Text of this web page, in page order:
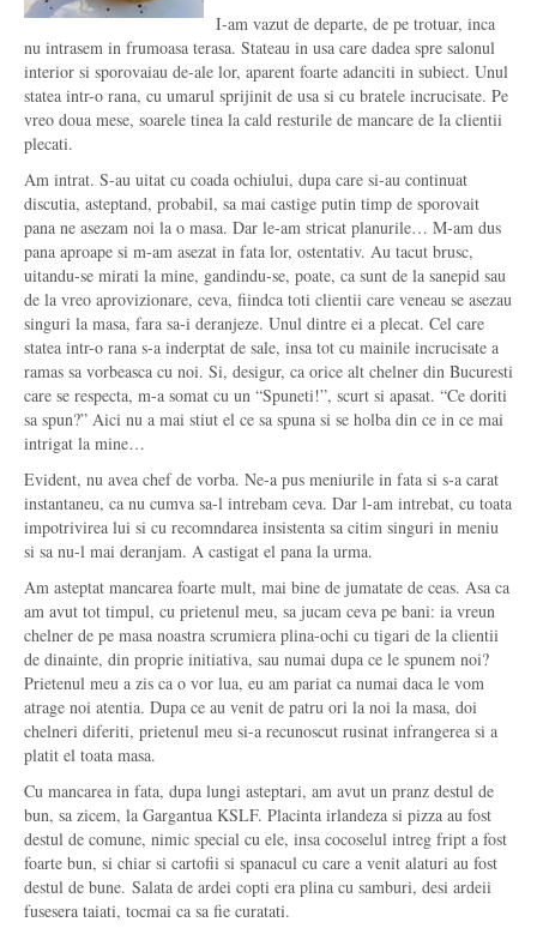
I-am vazut de departe, de pe trotuar, inca
nu intrasem in frumoasa terasa. Stateau in usa care dadea spre salonul
interior si sporovaiau de-ale lor, aparent foarte adanciti in subiect. Unul
statea intr-o rana, cu umarul sprijinit de usa si cu bratele incrucisate. Pe
vreo doua mese, soarele tinea la cald resturile de mancare de la clientii
plecati.
Am intrat. S-au uitat cu coada ochiului, dupa care si-au continuat
discutia, asteptand, probabil, sa mai castige putin timp de sporovait
pana ne asezam noi la o masa. Dar le-am stricat planurile… M-am dus
pana aproape si m-am asezat in fata lor, ostentativ. Au tacut brusc,
uitandu-se mirati la mine, gandindu-se, poate, ca sunt de la sanepid sau
de la vreo aprovizionare, ceva, fiindca toti clientii care veneau se asezau
singuri la masa, fara sa-i deranjeze. Unul dintre ei a plecat. Cel care
statea intr-o rana s-a inderptat de sale, insa tot cu mainile incrucisate a
ramas sa vorbeasca cu noi. Si, desigur, ca orice alt chelner din Bucuresti
care se respecta, m-a somat cu un “Spuneti!”, scurt si apasat. “Ce doriti
sa spun?” Aici nu a mai stiut el ce sa spuna si se holba din ce in ce mai
intrigat la mine…
Evident, nu avea chef de vorba. Ne-a pus meniurile in fata si s-a carat
instantaneu, ca nu cumva sa-l intrebam ceva. Dar l-am intrebat, cu toata
impotrivirea lui si cu recomndarea insistenta sa citim singuri in meniu
si sa nu-l mai deranjam. A castigat el pana la urma.
Am asteptat mancarea foarte mult, mai bine de jumatate de ceas. Asa ca
am avut tot timpul, cu prietenul meu, sa jucam ceva pe bani: ia vreun
chelner de pe masa noastra scrumiera plina-ochi cu tigari de la clientii
de dinainte, din proprie initiativa, sau numai dupa ce le spunem noi?
Prietenul meu a zis ca o vor lua, eu am pariat ca numai daca le vom
atrage noi atentia. Dupa ce au venit de patru ori la noi la masa, doi
chelneri diferiti, prietenul meu si-a recunoscut rusinat infrangerea si a
platit el toata masa.
Cu mancarea in fata, dupa lungi asteptari, am avut un pranz destul de
bun, sa zicem, la Gargantua KSLF. Placinta irlandeza si pizza au fost
destul de comune, nimic special cu ele, insa cocoselul intreg fript a fost
foarte bun, si chiar si cartofii si spanacul cu care a venit alaturi au fost
destul de bune. Salata de ardei copti era plina cu samburi, desi ardeii
fusesera taiati, tocmai ca sa fie curatati.